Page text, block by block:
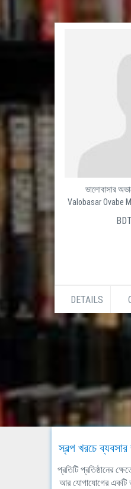
ভালোবাসার
Valobasar Ovabe
DETAILS
স্বল্প খরচে
প্রতিটি প্রতিষ্ঠানের
আর যোগাযোগের একটি